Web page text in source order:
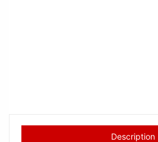
Description